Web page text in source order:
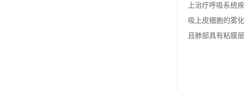
上治疗呼吸系统
吸上皮细胞的雾
且肺部具有粘膜